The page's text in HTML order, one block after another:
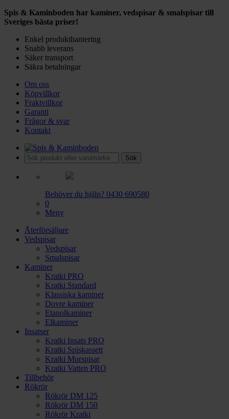
Spis & Kaminboden har kaminer, vedspisar & smalspisar till
Sveriges bästa priser!
Enkel produkthantering
Snabb leverans
Säker transport
Säkra betalningar
Om oss
Köpvillkor
Fraktvillkor
Garanti
Frågor & svar
Kontakt
Sök
Behöver du hjälp? 0430 690580
0
Meny
Återförsäljare
Vedspisar
Vedspisar
Smalspisar
Kaminer
Kratki PRO
Kratki Standard
Klassiska kaminer
Dovre kaminer
Etanolkaminer
Elkaminer
Insatser
Kratki Insats PRO
Kratki Spiskassett
Kratki Murspisar
Kratki Vatten PRO
Tillbehör
Rökrör
Rökrör DM 125
Rökrör DM 150
Rökrör Kratki